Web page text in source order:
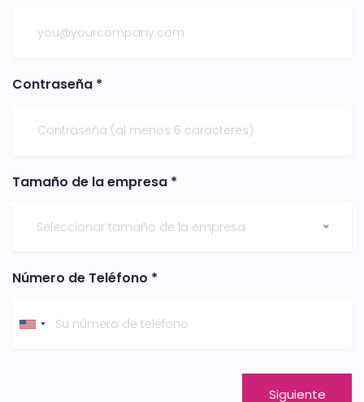
Contraseña *
Tamaño de la empresa *
Seleccionar tamaño de la empresa
Número de Teléfono *
Siguiente